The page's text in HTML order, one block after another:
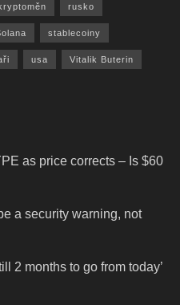
rusko
stablecoiny
usa Vitalik Buterin
as price corrects – Is $60
a security warning, not
2 months to go from today’